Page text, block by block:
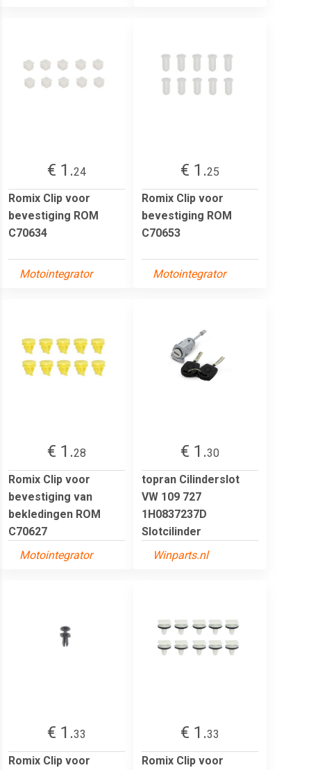
€ 1.24
Romix Clip voor
bevestiging ROM
C70634
Motointegrator
€ 1.25
Romix Clip voor
bevestiging ROM
C70653
Motointegrator
€ 1.28
Romix Clip voor
bevestiging van
bekledingen ROM
C70627
Motointegrator
€ 1.30
topran Cilinderslot
VW 109 727
1H0837237D
Slotcilinder
Winparts.nl
€ 1.33
Romix Clip voor
€ 1.33
Romix Clip voor